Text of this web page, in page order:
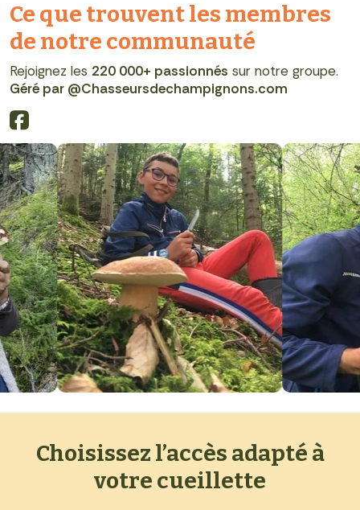
Ce que trouvent les membres
de notre communauté
Rejoignez les 220 000+ passionnés sur notre groupe.
Géré par @Chasseursdechampignons.com
Choisissez l’accès adapté à
votre cueillette